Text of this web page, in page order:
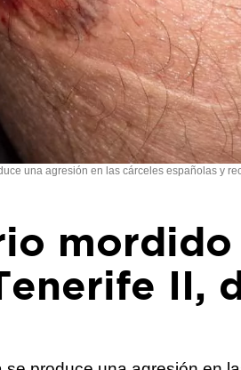
una agresión en las cárceles españolas y
II,